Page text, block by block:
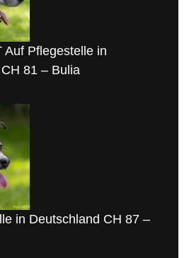
Auf Pflegestelle in
81 – Bulia
in Deutschland CH 87 –